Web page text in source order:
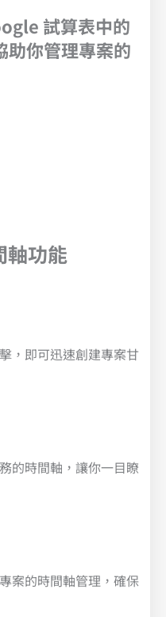
試算表中的
助你管理專案的
軸功能
，即可迅速創建專案甘
的時間軸，讓你一目瞭
案的時間軸管理，確保